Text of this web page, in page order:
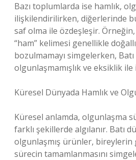
Bazı toplumlarda ise hamlık,
ilişkilendirilirken, diğerlerinde
saf olma ile özdeşleşir. Örneğin,
“ham” kelimesi genellikle
bozulmamayı simgelerken, Batı
olgunlaşmamışlık ve eksiklik
Küresel Dünyada Hamlık ve
Küresel anlamda, olgunlaşma
farklı şekillerde algılanır. Batı
olgunlaşmış ürünler, bireylerin
sürecin tamamlanmasını